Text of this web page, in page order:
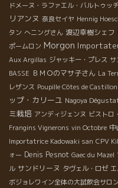
ドメーヌ・ラファエル・バルトゥッチ
リアンヌ 奈良セイヤ Hennig
タン へニングさん 渡辺幸樹シェフ
ポームロン Morgon
Aux Argillas ジャッキー・プレス
BASSE ＢＭＯのマサ子さん La
レザンス Poupille Côtes de Castillon
ップ・カリーユ Nagoya
ミ栽培 アンディジェンヌ ビストロ
Frangins Vignerons vin Octobre
Importatrice Kadowaki san CPV
ォー Denis Pesnot Gaec du Mazel
ル サンドリーヌ タヴェル・ロゼ
ボジョレワイン全体の大試飲会サロン